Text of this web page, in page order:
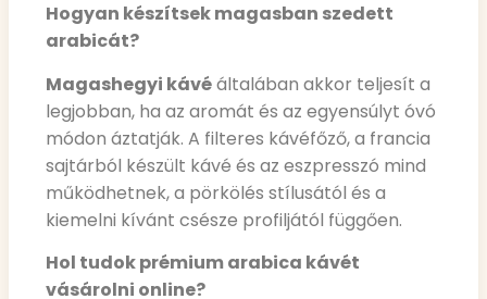
Hogyan készítsek magasban szedett
arabicát?
Magashegyi kávéáltalában akkor teljesít a
legjobban, ha az aromát és az egyensúlyt óvó
módon áztatják. A filteres kávéfőző, a francia
sajtárból készült kávé és az eszpresszó mind
működhetnek, a pörkölés stílusától és a
kiemelni kívánt csésze profiljától függően.
Hol tudok prémium arabica kávét
vásárolni online?